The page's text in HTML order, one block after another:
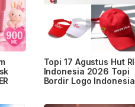
Topi 17 Agustus Hut RI
Indonesia 2026 Topi
Bordir Logo Indonesia